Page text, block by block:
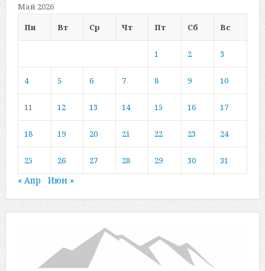
Май 2026
Пн
Вт Ср Чт Пт Сб Вс
1 2 3
4 5 6 7 8 9 10
11 12 13 14 15 16 17
18 19 20 21 22 23 24
25 26 27 28 29 30 31
« Апр Июн »